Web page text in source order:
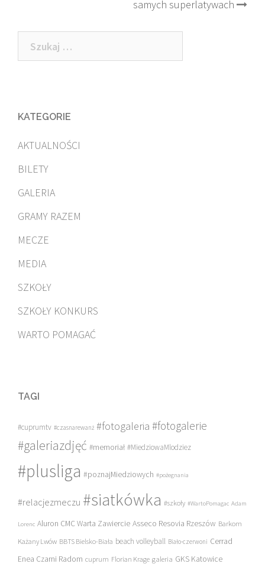
samych superlatywach
Szukaj:
KATEGORIE
AKTUALNOŚCI
BILETY
GALERIA
GRAMY RAZEM
MECZE
MEDIA
SZKOŁY
SZKOŁY KONKURS
WARTO POMAGAĆ
TAGI
#cuprumtv #czasnarewanż #fotogaleria #fotogalerie
#galeriazdjęć #memoriał #MiedziowaMlodziez
#plusliga #poznajMiedziowych #pożegnania
#relacjezmeczu #siatkówka #szkoły #WartoPomagac Adam
Lorenc Aluron CMC Warta Zawiercie Asseco Resovia Rzeszów Barkom
Każany Lwów BBTS Bielsko-Biała beach volleyball Biało-czerwoni Cerrad
Enea Czarni Radom cuprum Florian Krage galeria GKS Katowice